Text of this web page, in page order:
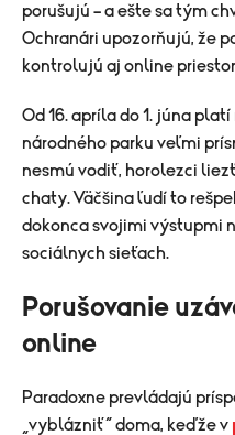
porušujú – a ešte sa tým
Ochranári upozorňujú, že
kontrolujú aj online
Od 16. apríla do 1. júna
národného parku veľmi
nesmú vodiť, horolezci
chaty. Väčšina ľudí to
dokonca svojimi výstupmi
sociálnych sieťach.
Porušovanie
online
Paradoxne prevládajú
„vyblázniť“ doma, keďže v